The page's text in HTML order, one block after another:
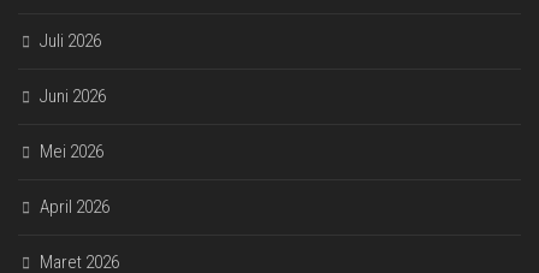
Juli 2026
Juni 2026
Mei 2026
April 2026
Maret 2026